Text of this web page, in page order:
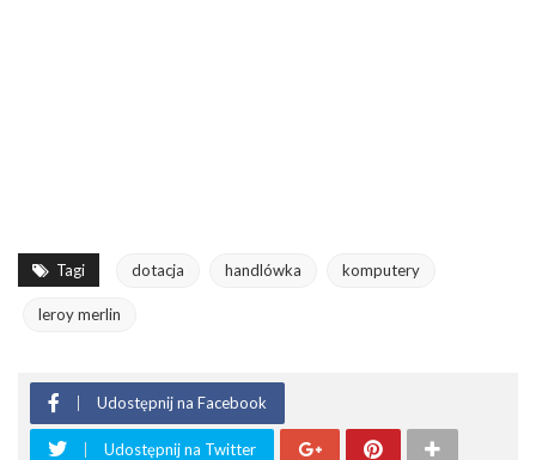
Tagi dotacja handlówka komputery
leroy merlin
Udostępnij na Facebook
Udostępnij na Twitter